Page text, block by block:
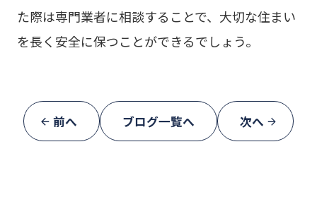
た際は専門業者に相談することで、大切な住まい
を長く安全に保つことができるでしょう。
前へ ブログ一覧へ 次へ